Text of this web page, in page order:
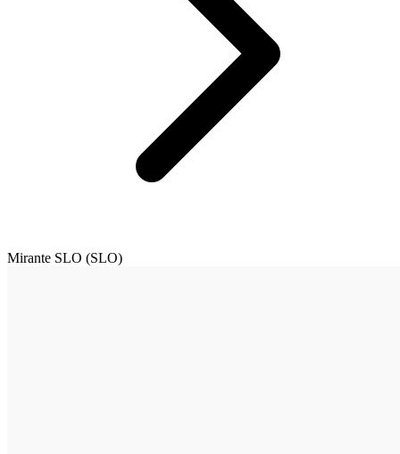
Mirante SLO (SLO)